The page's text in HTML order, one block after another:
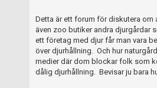
Detta är ett forum för diskutera om
även zoo butiker andra djurgårdar
ett företag med djur får man vara
över djurhållning. Och hur
medier där dom blockar folk som
dålig djurhållning. Bevisar ju bara